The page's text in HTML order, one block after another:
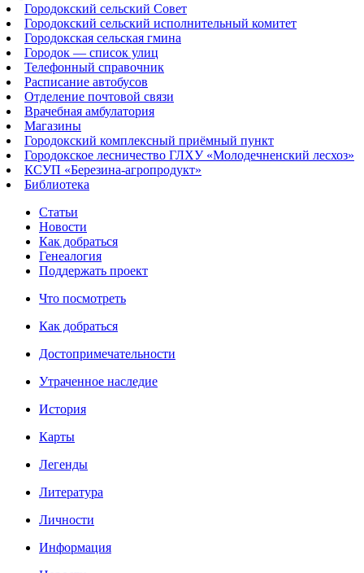
Городокский сельский Совет
Городокский сельский исполнительный комитет
Городокская сельская гмина
Городок — список улиц
Телефонный справочник
Расписание автобусов
Отделение почтовой связи
Врачебная амбулатория
Магазины
Городокский комплексный приёмный пункт
Городокское лесничество ГЛХУ «Молодечненский лесхоз»
КСУП «Березина-агропродукт»
Библиотека
Статьи
Новости
Как добраться
Генеалогия
Поддержать проект
Что посмотреть
Как добраться
Достопримечательности
Утраченное наследие
История
Карты
Легенды
Литература
Личности
Информация